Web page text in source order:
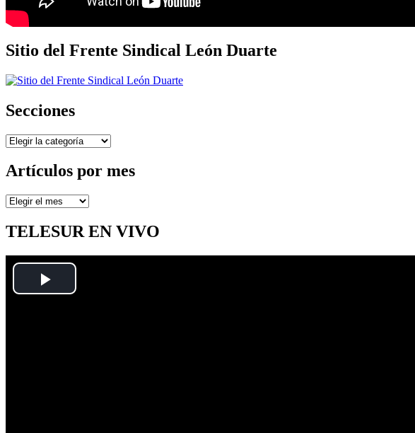
Sitio del Frente Sindical León Duarte
Secciones
Secciones
Artículos por mes
Artículos
mes
TELESUR EN VIVO